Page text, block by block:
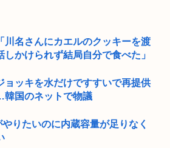
川名さんにカエルのクッキーを渡
しかけられず結局自分で食べた」
ョッキを水だけですすいで再提供
韓国のネットで物議
りたいのに内蔵容量が足りなく